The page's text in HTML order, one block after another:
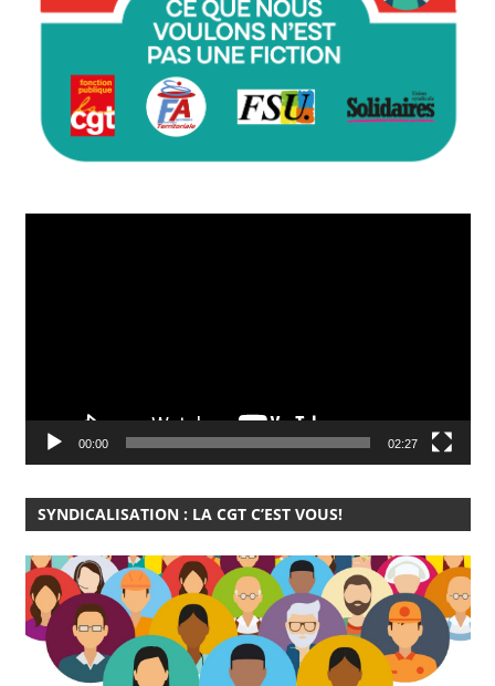
00:00 02:27
SYNDICALISATION : LA CGT C’EST VOUS!